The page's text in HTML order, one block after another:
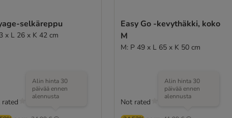
selkäreppu
x L 26 x K 42 cm
Alin hinta 30
päivää ennen
alennusta
Easy Go -kevythäkki, koko
M
M: P 49 x L 65 x K 50 cm
Alin hinta 30
päivää ennen
alennusta
Not rated